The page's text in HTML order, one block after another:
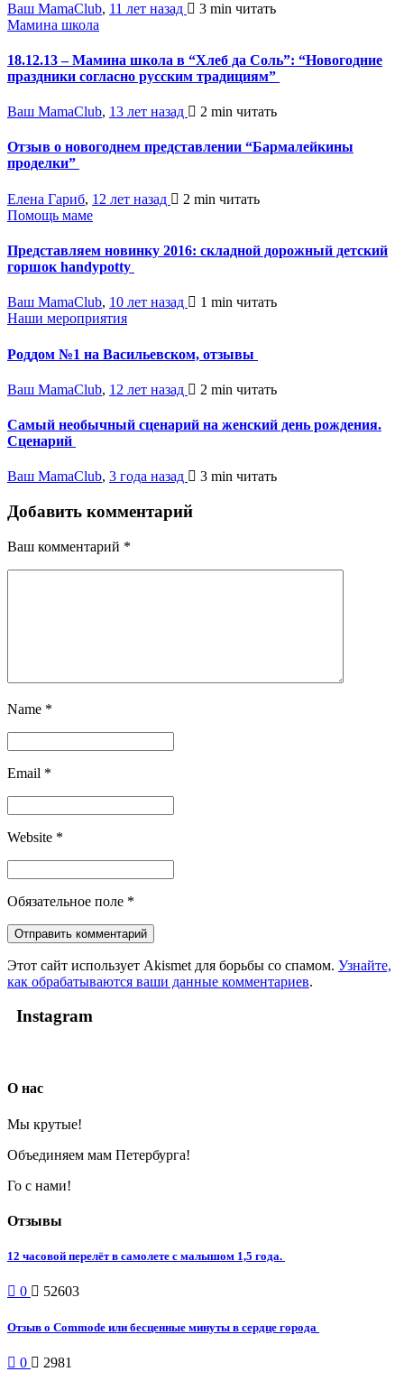
Ваш MamaClub, 11 лет назад 3 min читать
Мамина школа
18.12.13 – Мамина школа в “Хлеб да Соль”: “Новогодние
праздники согласно русским традициям”
Ваш MamaClub, 13 лет назад 2 min читать
Отзыв о новогоднем представлении “Бармалейкины
проделки”
Елена Гариб, 12 лет назад 2 min читать
Помощь маме
Представляем новинку 2016: складной дорожный детский
горшок handypotty
Ваш MamaClub, 10 лет назад 1 min читать
Наши мероприятия
Роддом №1 на Васильевском, отзывы
Ваш MamaClub, 12 лет назад 2 min читать
Самый необычный сценарий на женский день рождения.
Сценарий​
Ваш MamaClub, 3 года назад 3 min читать
Добавить комментарий
Ваш комментарий *
Name *
Email *
Website *
Обязательное поле *
Этот сайт использует Akismet для борьбы со спамом. Узнайте,
как обрабатываются ваши данные комментариев.
Instagram
О нас
Мы крутые!
Объединяем мам Петербурга!
Го с нами!
Отзывы
12 часовой перелёт в самолете с малышом 1,5 года.
0 52603
Отзыв о Commode или бесценные минуты в сердце города
0 2981